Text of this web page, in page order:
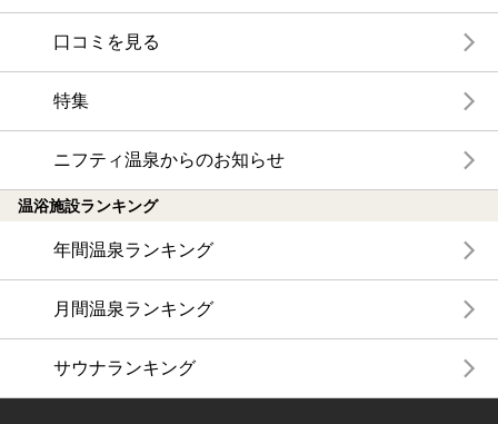
口コミを見る
特集
ニフティ温泉からのお知らせ
温浴施設ランキング
年間温泉ランキング
月間温泉ランキング
サウナランキング